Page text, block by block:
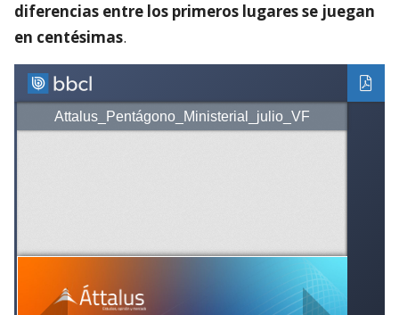
diferencias entre los primeros lugares se juegan
en centésimas.